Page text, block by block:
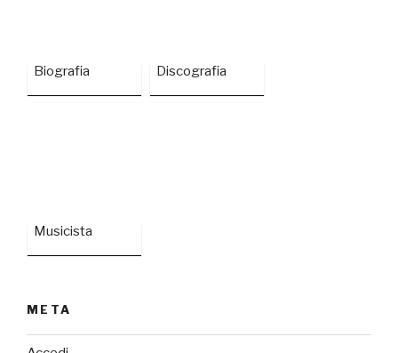
Biografia Discografia
Musicista
META